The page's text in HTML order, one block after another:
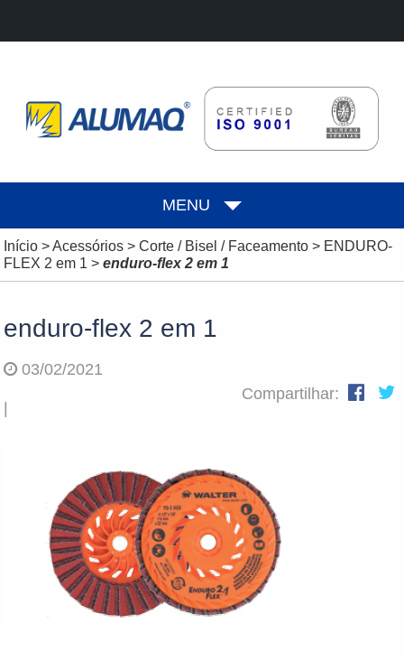
MENU
Início>Acessórios> Corte / Bisel / Faceamento> ENDURO-
FLEX 2 em 1 > enduro-flex 2 em 1
enduro-flex 2 em 1
03/02/2021
|
Compartilhar: